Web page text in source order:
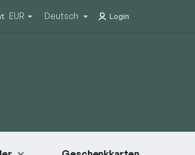
EUR Deutsch Login